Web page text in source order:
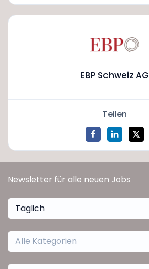
EBP Schweiz AG
Teilen
Newsletter für alle neuen Jobs
Täglich
Alle Kategorien